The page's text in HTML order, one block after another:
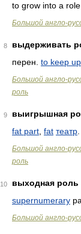
to grow into a
Большой англо-
8
выдерживать
перен. to keep up
Большой англо-
роль
9
выигрышная
fat part fat театр
Большой англо-
роль
10
выходная роль
supernumerary
Большой англо-